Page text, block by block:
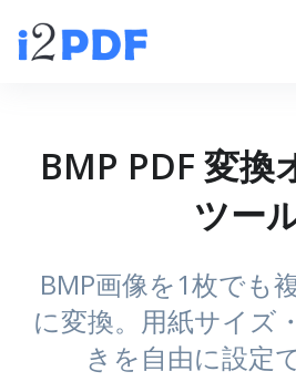
BMP PDF 変換
ツー
BMP画像を1枚でも
に変換。用紙サイズ
きを自由に設定